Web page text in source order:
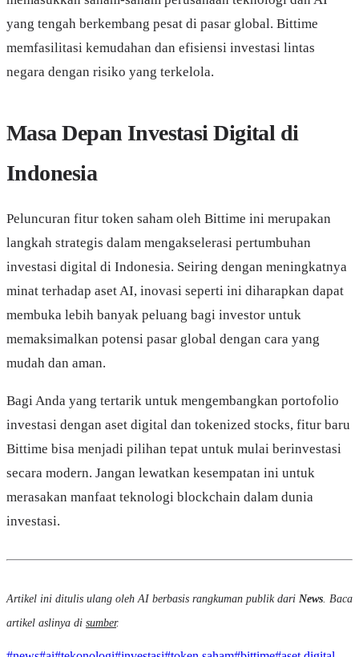
yang tengah berkembang pesat di pasar global. Bittime
memfasilitasi kemudahan dan efisiensi investasi lintas
negara dengan risiko yang terkelola.
Masa Depan Investasi Digital di
Indonesia
Peluncuran fitur token saham oleh Bittime ini merupakan
langkah strategis dalam mengakselerasi pertumbuhan
investasi digital di Indonesia. Seiring dengan meningkatnya
minat terhadap aset AI, inovasi seperti ini diharapkan dapat
membuka lebih banyak peluang bagi investor untuk
memaksimalkan potensi pasar global dengan cara yang
mudah dan aman.
Bagi Anda yang tertarik untuk mengembangkan portofolio
investasi dengan aset digital dan tokenized stocks, fitur baru
Bittime bisa menjadi pilihan tepat untuk mulai berinvestasi
secara modern. Jangan lewatkan kesempatan ini untuk
merasakan manfaat teknologi blockchain dalam dunia
investasi.
Artikel ini ditulis ulang oleh AI berbasis rangkuman publik dari News . Baca
artikel aslinya di sumber.